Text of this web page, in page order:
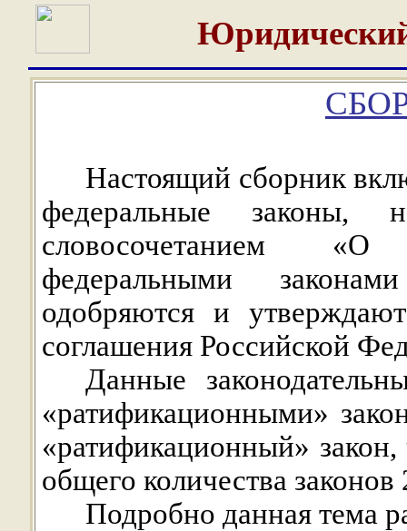
Настоящий сборник
федеральные законы,
словосочетанием
федеральными
одобряются и
соглашения Российской
Данные
«ратификационными»
«ратификационный»
общего количества законов
Подробно данная тема